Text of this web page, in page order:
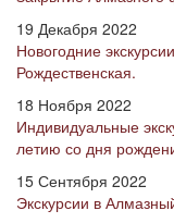
19 Декабря 2022
Новогодние
Рождественская.
18 Ноября 2022
Индивидуальные
летию со дня
15 Сентября 2022
Экскурсии в